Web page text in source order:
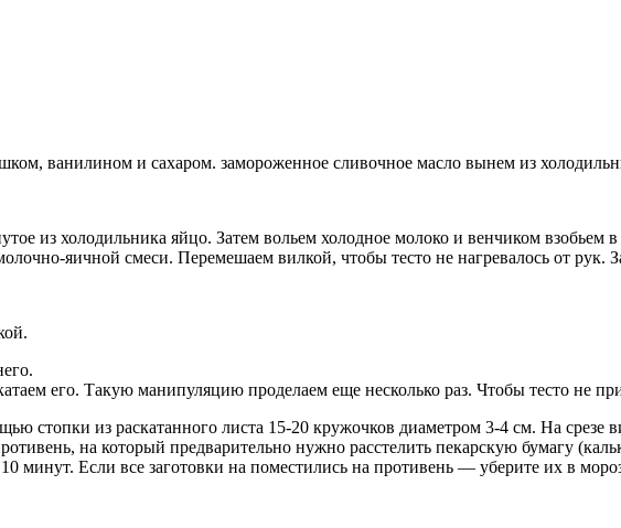
ванилином и сахаром. замороженное сливочное масло вынем из
из холодильника яйцо. Затем вольем холодное молоко и венчиком взобьем
яичной смеси. Перемешаем вилкой, чтобы тесто не нагревалось от рук.
его. Такую манипуляцию проделаем еще несколько раз. Чтобы тесто не
стопки из раскатанного листа 15-20 кружочков диаметром 3-4 см. На срезе
на который предварительно нужно расстелить пекарскую бумагу
минут. Если все заготовки на поместились на противень — уберите их в